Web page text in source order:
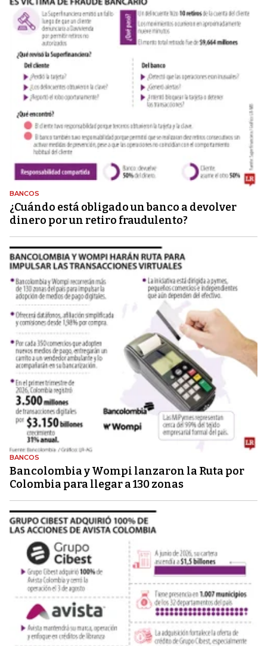
BANCOS
¿Cuándo está obligado un banco a devolver
dinero por un retiro fraudulento?
BANCOS
Bancolombia y Wompi lanzaron la Ruta por
Colombia para llegar a 130 zonas